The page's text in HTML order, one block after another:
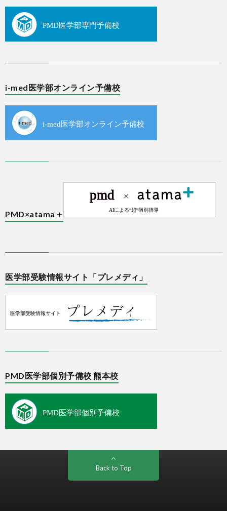
i-med医学部オンライン予備校
PMD×atama＋
医学部受験情報サイト「プレメディ」
PMD医学部個別予備校 熊本校
Back to Top